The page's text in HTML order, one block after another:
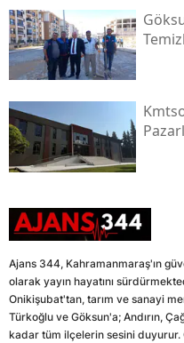
Ajans 344, Kahramanmaraş'ın
olarak yayın hayatını
Onikişubat'tan, tarım ve sanayi
Türkoğlu ve Göksun'a; Andırın,
kadar tüm ilçelerin sesini